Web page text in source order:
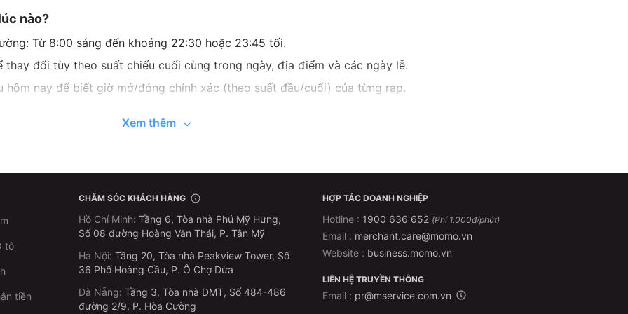
nào?
Từ 8:00 sáng đến khoảng 22:30 hoặc 23:45 tối.
đổi tùy theo suất chiếu cuối cùng trong ngày, địa điểm và các ngày lễ.
hôm nay để biết giờ mở/đóng chính xác (theo suất đầu/cuối) của từng rạp.
Xuân (áp dụng cho phim 2D):
cao tuổi 40.000 - 45.000 VNĐ
. Giá vé cuối cùng có thể thay đổi tùy thuộc vào rạp, suất chiếu, và thời điểm đặt
xác ngay tại bước đặt véđể có thông tin chuẩn nhất.
Xem thêm
tô
tiền
CHĂM SÓC KHÁCH HÀNG
Hồ Chí Minh: Tầng 6, Tòa nhà Phú Mỹ Hưng,
Số 08 đường Hoàng Văn Thái, P. Tân Mỹ
Hà Nội: Tầng 20, Tòa nhà Peakview Tower, Số
36 Phố Hoàng Cầu, P. Ô Chợ Dừa
Đà Nẵng: Tầng 3, Tòa nhà DMT, Số 484-486
đường 2/9, P. Hòa Cường
HỢP TÁC DOANH NGHIỆP
Hotline : 1900 636 652 (Phí 1.000đ/phút)
Email : merchant.care@momo.vn
Website : business.momo.vn
LIÊN HỆ TRUYỀN THÔNG
Email : pr@mservice.com.vn